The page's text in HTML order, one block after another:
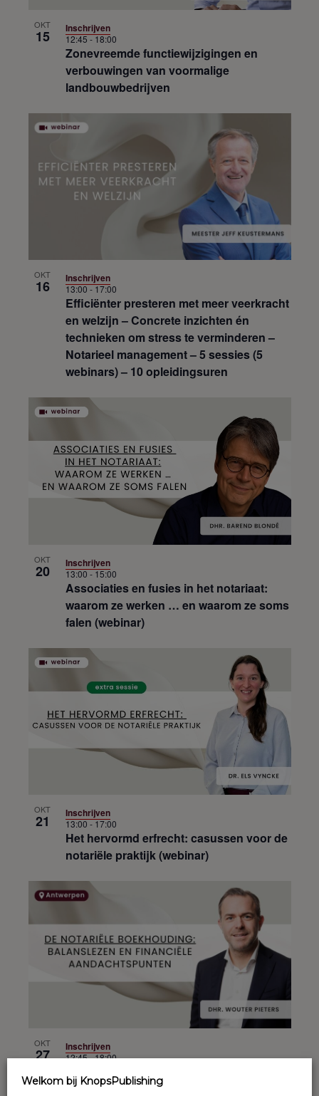
OKT
15
Zonevreemde functiewijzigingen en
verbouwingen van voormalige
landbouwbedrijven
12:45-18:00
Inschrijven
OKT
16
Efficiënter presteren met meer veerkracht
en welzijn – Concrete inzichten én
technieken om stress te verminderen –
Notarieel management – 5 sessies (5
webinars) – 10 opleidingsuren
13:00-17:00
Inschrijven
OKT
20
Associaties en fusies in het notariaat:
waarom ze werken … en waarom ze soms
falen (webinar)
13:00-15:00
Inschrijven
OKT
21
Het hervormd erfrecht: casussen voor de
notariële praktijk (webinar)
13:00 - 17:00
Inschrijven
OKT
27
en financiële aandachtspunten
12:45-18:00
Inschrijven
Welkom bij KnopsPublishing